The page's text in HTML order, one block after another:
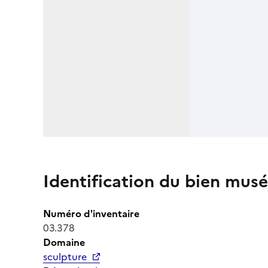
Identification du bien
Numéro d'inventaire
03.378
Domaine
sculpture